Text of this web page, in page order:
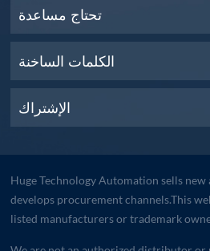
تحتاج مساعدة
الكلمات الساخنة
الإشتراك
Huge Technology Automation sells
develops procurement channels.This
listed manufacturers or trademark